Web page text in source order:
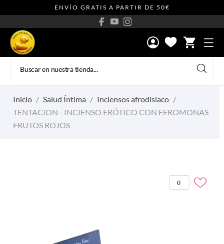
ENVÍO GRATIS A PARTIR DE 50€
shopping_cart
Inicio Salud Íntima
Inciensos afrodisiaco
TENTACION - INCIENSO ERÓTICO CON FEROMONAS
FRUTOS ROJOS
0